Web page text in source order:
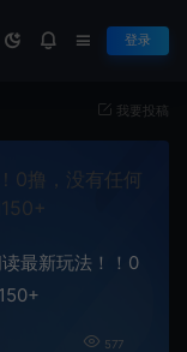
登录
我要投稿
最新玩法！！0
577